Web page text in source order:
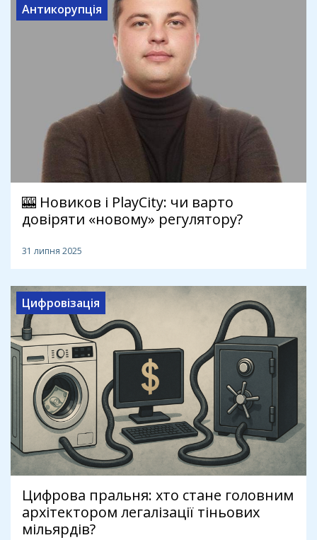
Антикорупція
🎰 Новиков і PlayCity: чи варто
довіряти «новому» регулятору?
31 липня 2025
Цифровізація
Цифрова пральня: хто стане головним
архітектором легалізації тіньових
мільярдів?